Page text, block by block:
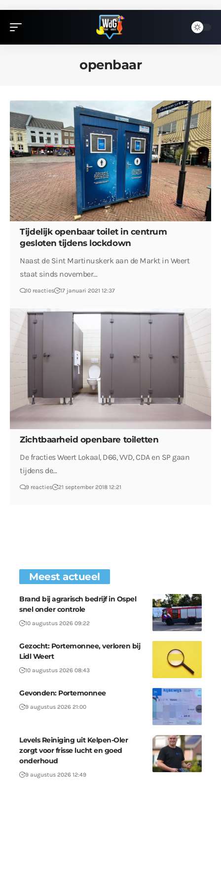
openbaar
Tijdelijk openbaar toilet in centrum
gesloten tijdens lockdown
Naast de Sint Martinuskerk aan de Markt in Weert
staat sinds november…
10 reacties 17 januari 2021 12:37
Zichtbaarheid openbare toiletten
De fracties Weert Lokaal, D66, VVD, CDA en SP gaan
tijdens de…
9 reacties 21 september 2018 12:21
Meest actueel
Brand bij agrarisch bedrijf in Ospel
snel onder controle
10 augustus 2026 09:22
Gezocht: Portemonnee, verloren bij
Lidl Weert
10 augustus 2026 08:43
Gevonden: Portemonnee
9 augustus 2026 21:00
Levels Reiniging uit Kelpen-Oler
zorgt voor frisse lucht en goed
onderhoud
9 augustus 2026 12:49